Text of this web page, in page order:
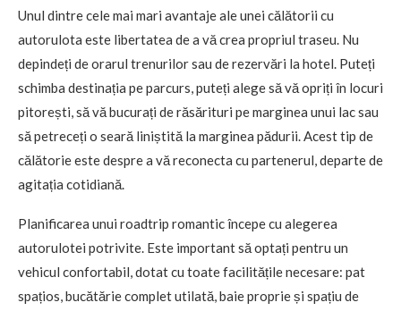
Unul dintre cele mai mari avantaje ale unei călătorii cu
autorulota este libertatea de a vă crea propriul traseu. Nu
depindeți de orarul trenurilor sau de rezervări la hotel. Puteți
schimba destinația pe parcurs, puteți alege să vă opriți în locuri
pitorești, să vă bucurați de răsărituri pe marginea unui lac sau
să petreceți o seară liniștită la marginea pădurii. Acest tip de
călătorie este despre a vă reconecta cu partenerul, departe de
agitația cotidiană.
Planificarea unui roadtrip romantic începe cu alegerea
autorulotei potrivite. Este important să optați pentru un
vehicul confortabil, dotat cu toate facilitățile necesare: pat
spațios, bucătărie complet utilată, baie proprie și spațiu de